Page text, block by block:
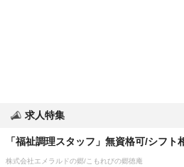
求人特集
「福祉調理スタッフ」無資格可/シフ
株式会社エメラルドの郷/こもれびの郷徳庵